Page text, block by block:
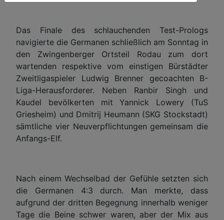
Das Finale des schlauchenden Test-Prologs
navigierte die Germanen schließlich am Sonntag in
den Zwingenberger Ortsteil Rodau zum dort
wartenden respektive vom einstigen Bürstädter
Zweitligaspieler Ludwig Brenner gecoachten B-
Liga-Herausforderer. Neben Ranbir Singh und
Kaudel bevölkerten mit Yannick Lowery (TuS
Griesheim) und Dmitrij Heumann (SKG Stockstadt)
sämtliche vier Neuverpflichtungen gemeinsam die
Anfangs-Elf.
Nach einem Wechselbad der Gefühle setzten sich
die Germanen 4:3 durch. Man merkte, dass
aufgrund der dritten Begegnung innerhalb weniger
Tage die Beine schwer waren, aber der Mix aus